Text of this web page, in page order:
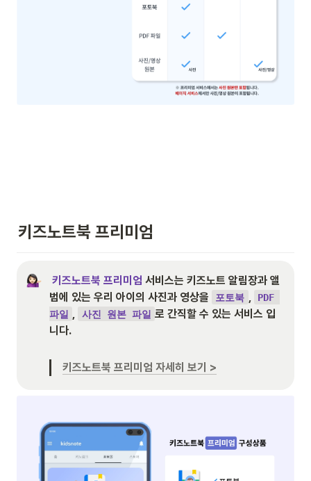
키즈노트북 프리미엄
키즈노트북 프리미엄 서비스는 키즈노트 알림장과 앨
범에 있는 우리 아이의 사진과 영상을
포토북
PDF
파일
사진 원본 파일 로 간직할 수 있는 서비스 입
니다.
키즈노트북 프리미엄 자세히 보기 >